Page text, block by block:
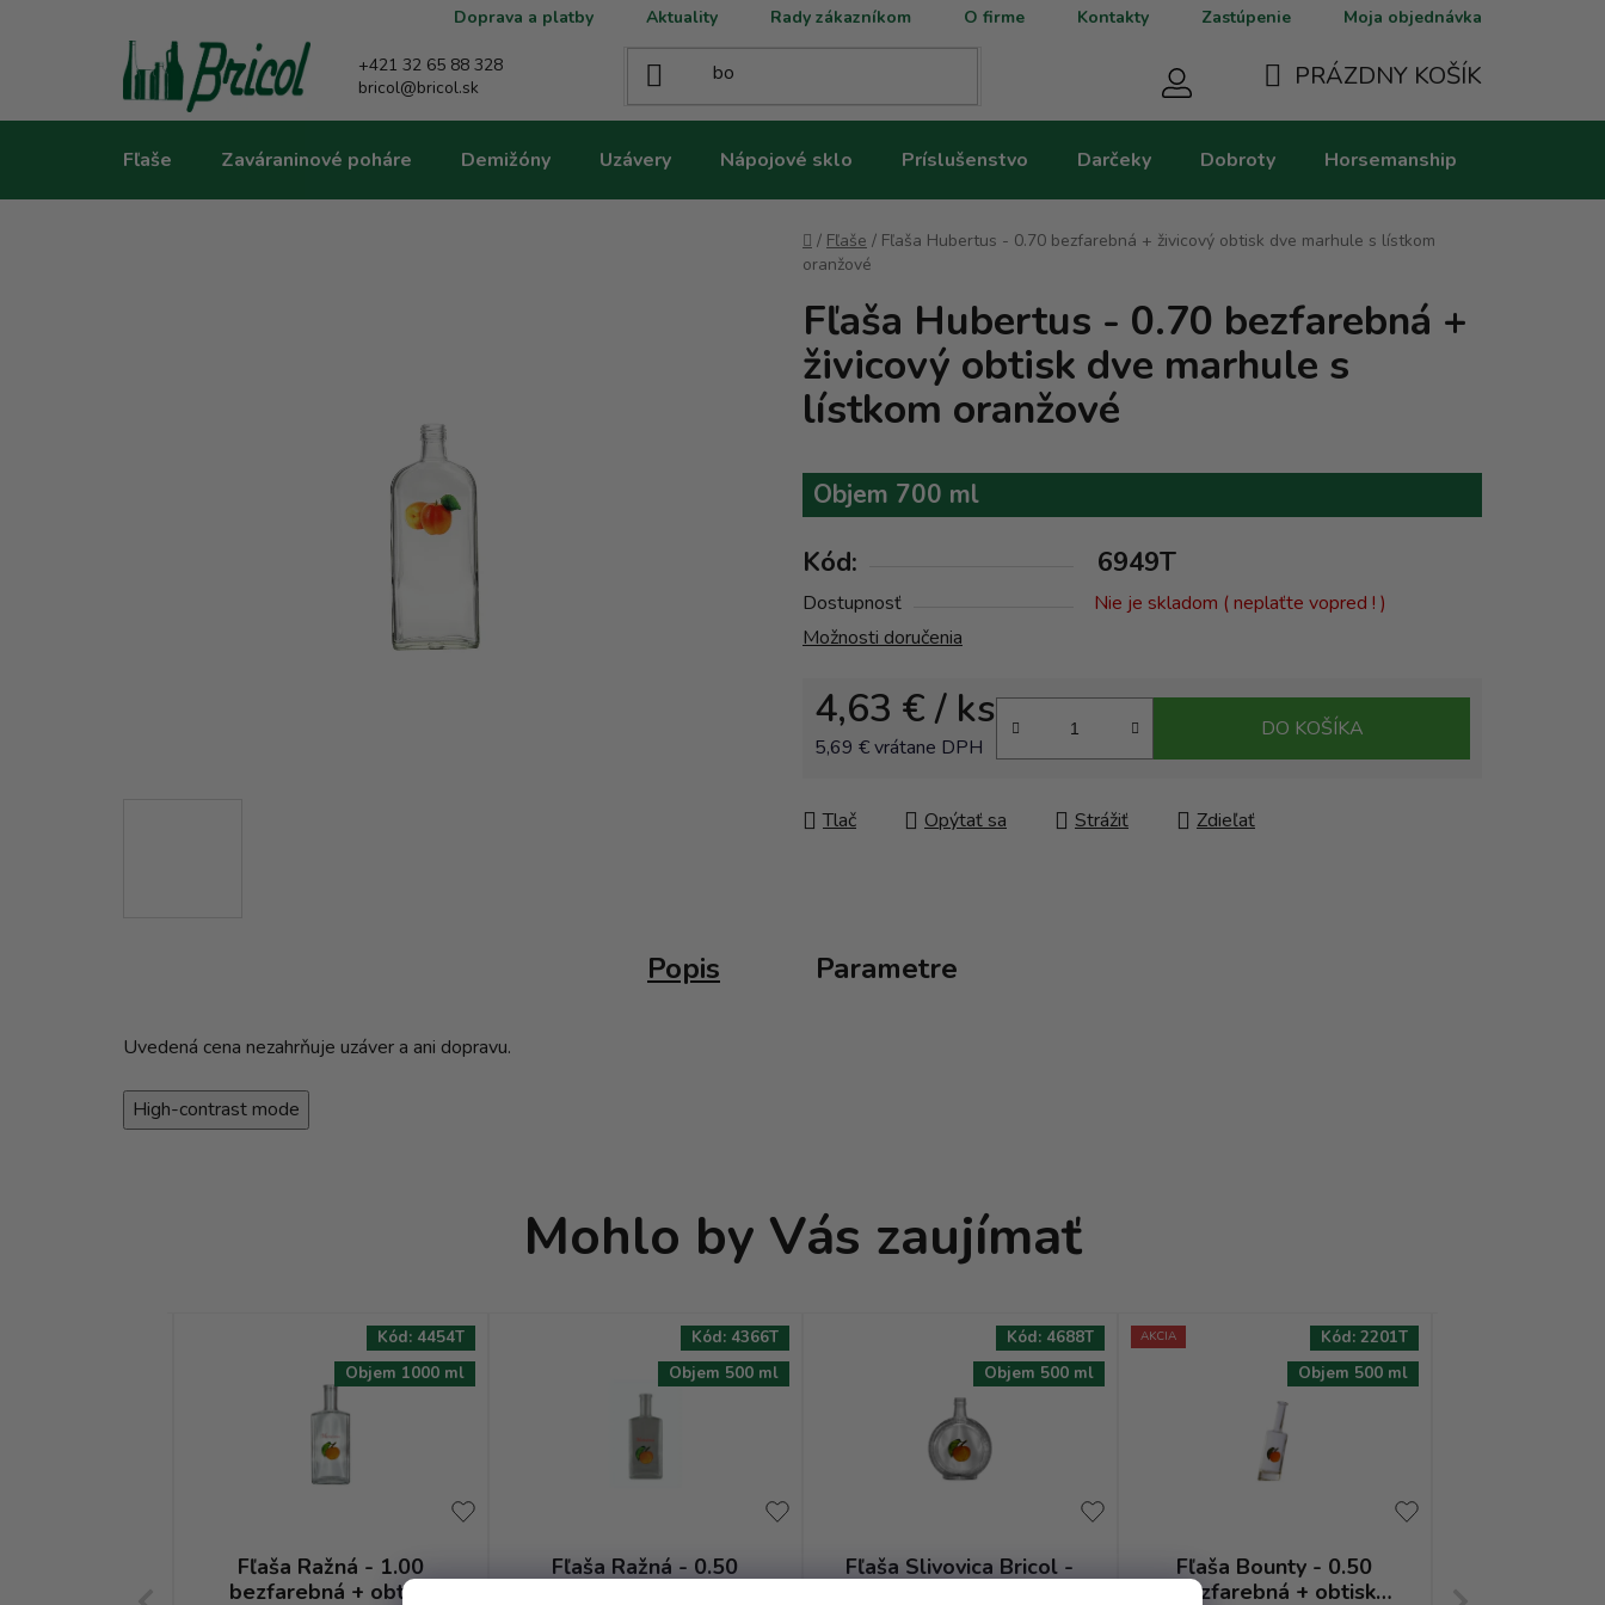
Doprava a platby Aktuality Rady zákazníkom O firme Kontakty Zastúpenie Moja objednávka
+421 32 65 88 328
bricol@bricol.sk
KOŠÍK
PRÁZDNY KOŠÍK
Fľaše Zaváraninové poháre Demižóny Uzávery Nápojové sklo Príslušenstvo Darčeky Dobroty Horsemanship
Domov
/ Fľaše / Fľaša Hubertus - 0.70 bezfarebná + živicový obtisk dve marhule s lístkom
oranžové
Fľaša Hubertus - 0.70 bezfarebná +
živicový obtisk dve marhule s
lístkom oranžové
Objem 700 ml
Kód: 6949T
Dostupnosť
Nie je skladom ( neplaťte vopred ! )
Možnosti doručenia
4,63 €/ ks
5,69 € vrátane DPH
DO KOŠÍKA
Tlač Opýtať sa Strážiť Zdieľať
Popis Parametre
Uvedená cena nezahrňuje uzáver a ani dopravu.
High-contrast mode
Mohlo by Vás zaujímať
Fľaša Ražná - 1.00
bezfarebná + obtisk
Objem 1000 ml
Kód: 4454T
Fľaša Ražná - 0.50
Objem 500 ml
Kód: 4366T
Fľaša Slivovica Bricol -
Objem 500 ml
Kód: 4688T AKCIA
Fľaša Bounty - 0.50
bezfarebná + obtisk
Objem 500 ml
Kód: 2201T